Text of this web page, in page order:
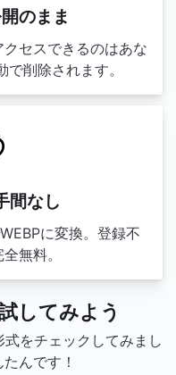
のまま
セスできるのはあな
削除されます。
間なし
に変換。登録不
無料。
してみよう
をチェックしてみまし
んです！